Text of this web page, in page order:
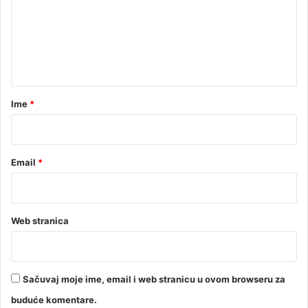
rIme *
Email *
Web stranica
Sačuvaj moje ime, email i web stranicu u ovom browseru za
buduće komentare.